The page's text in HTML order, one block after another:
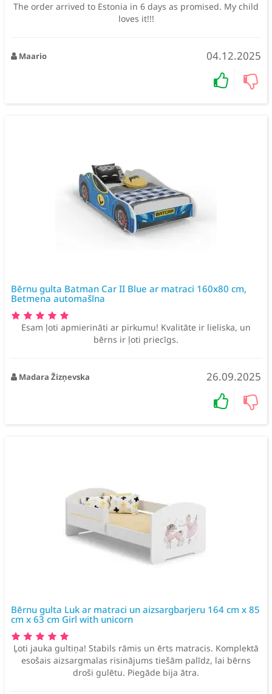
The order arrived to Estonia in 6 days as promised. My child
loves it!!!
Maario 04.12.2025
Bērnu gulta Batman Car II Blue ar matraci 160x80 cm,
Betmena automašīna
Esam ļoti apmierināti ar pirkumu! Kvalitāte ir lieliska, un
bērns ir ļoti priecīgs.
Madara Žizņevska 26.09.2025
Bērnu gulta Luk ar matraci un aizsargbarjeru 164 cm x 85
cm x 63 cm Girl with unicorn
Ļoti jauka gultiņa! Stabils rāmis un ērts matracis. Komplektā
esošais aizsargmalas risinājums tiešām palīdz, lai bērns
droši gulētu. Piegāde bija ātra.